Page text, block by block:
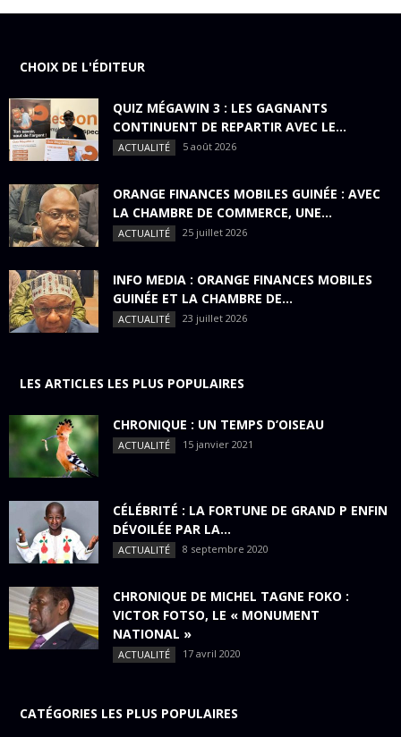
CHOIX DE L'ÉDITEUR
QUIZ MÉGAWIN 3 : LES GAGNANTS
CONTINUENT DE REPARTIR AVEC LE...
ACTUALITÉ 5 août 2026
ORANGE FINANCES MOBILES GUINÉE : AVEC
LA CHAMBRE DE COMMERCE, UNE...
ACTUALITÉ 25 juillet 2026
INFO MEDIA : ORANGE FINANCES MOBILES
GUINÉE ET LA CHAMBRE DE...
ACTUALITÉ 23 juillet 2026
LES ARTICLES LES PLUS POPULAIRES
CHRONIQUE : UN TEMPS D’OISEAU
ACTUALITÉ 15 janvier 2021
CÉLÉBRITÉ : LA FORTUNE DE GRAND P ENFIN
DÉVOILÉE PAR LA...
ACTUALITÉ 8 septembre 2020
CHRONIQUE DE MICHEL TAGNE FOKO :
VICTOR FOTSO, LE « MONUMENT
NATIONAL »
ACTUALITÉ 17 avril 2020
CATÉGORIES LES PLUS POPULAIRES